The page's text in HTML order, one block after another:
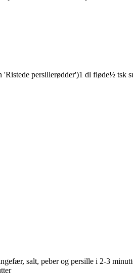
'Ristede persillerødder')1 dl fløde½ tsk
salt, peber og persille i 2-3